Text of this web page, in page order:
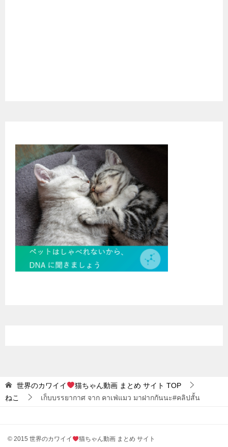
世界のカワイイ 猫ちゃん動画 まとめ サイト TOP
ねこ
เก็บบรรยากาศ จาก คาเฟ่แมว มาฝากกันนะ#คลิปสั้น
© 2015 世界のカワイイ 猫ちゃん動画 まとめ サイト